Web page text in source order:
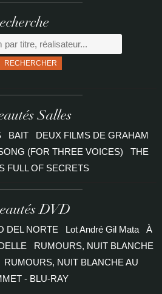
RECHERCHER
Salles
BAIT
DEUX FILMS DE GRAHAM
(FOR THREE VOICES)
THE
FULL OF SECRETS
DVD
DEL NORTE Lot André Gil Mata
À
RUMOURS, NUIT BLANCHE
RUMOURS, NUIT BLANCHE AU
- BLU-RAY